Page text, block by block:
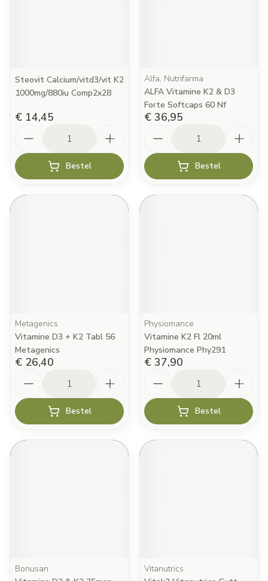
Steovit Calcium/vitd3/vit K2
1000mg/880iu Comp2x28
€ 14,45
Bestel
Alfa, Nutrifarma
ALFA Vitamine K2 & D3
Forte Softcaps 60 Nf
€ 36,95
Bestel
Metagenics
Vitamine D3 + K2 Tabl 56
Metagenics
€ 26,40
Bestel
Physiomance
Vitamine K2 Fl 20ml
Physiomance Phy291
€ 37,90
Bestel
Bonusan
Vitanutrics